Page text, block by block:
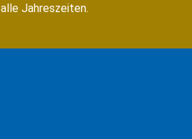
alle Jahreszeiten.